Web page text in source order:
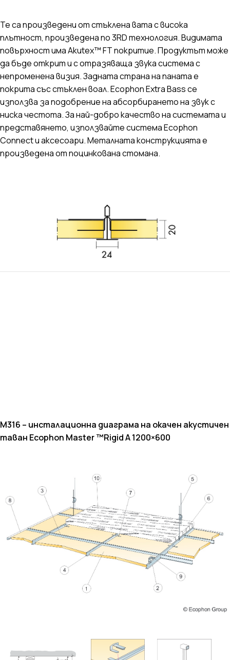
Те са произведени от стъклена вата с висока
плътност, произведена по 3RD технология. Видимата
повърхност има Akutex™ FT покритие. Продуктът може
да бъде открит и с отразяваща звука система с
непроменена визия. Задната страна на паната е
покрита със стъклен воал. Ecophon Extra Bass се
използва за подобрение на абсорбирането на звук с
ниска честота. За най-добро качество на системата и
представянето, използвайте система Ecophon
Connect и аксесоари. Металната конструкцията е
произведена от поцинкована стомана.
M316 – инсталационна диаграма на окачен акустичен
таван Ecophon Master ™Rigid A 1200×600